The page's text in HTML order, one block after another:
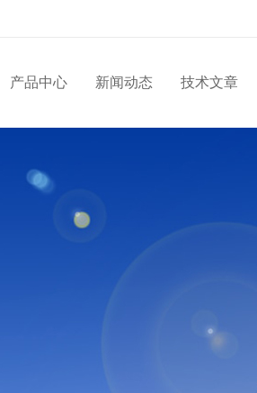
产品中心 新闻动态 技术文章